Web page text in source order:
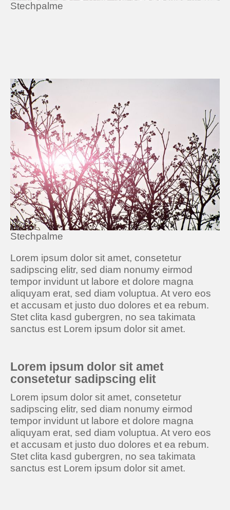
Stechpalme
Stechpalme
Lorem ipsum dolor sit amet, consetetur
sadipscing elitr, sed diam nonumy eirmod
tempor invidunt ut labore et dolore magna
aliquyam erat, sed diam voluptua. At vero eos
et accusam et justo duo dolores et ea rebum.
Stet clita kasd gubergren, no sea takimata
sanctus est Lorem ipsum dolor sit amet.
Lorem ipsum dolor sit amet
consetetur sadipscing elit
Lorem ipsum dolor sit amet, consetetur
sadipscing elitr, sed diam nonumy eirmod
tempor invidunt ut labore et dolore magna
aliquyam erat, sed diam voluptua. At vero eos
et accusam et justo duo dolores et ea rebum.
Stet clita kasd gubergren, no sea takimata
sanctus est Lorem ipsum dolor sit amet.